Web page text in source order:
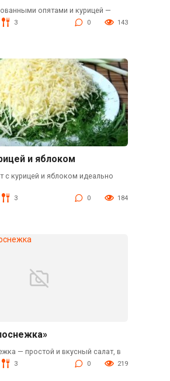
опятами и курицей —
3 0 143
и яблоком
с курицей и яблоком идеально
3 0 184
— простой и вкусный салат, в
3 0 219